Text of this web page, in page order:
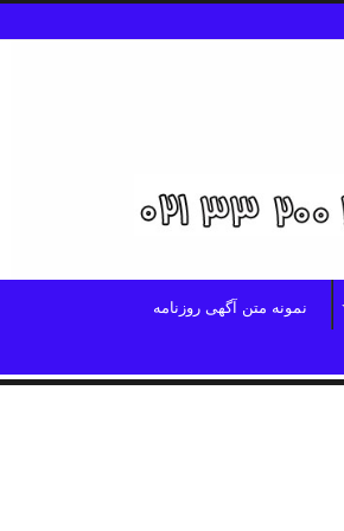
نمونه متن آگهی روزنامه